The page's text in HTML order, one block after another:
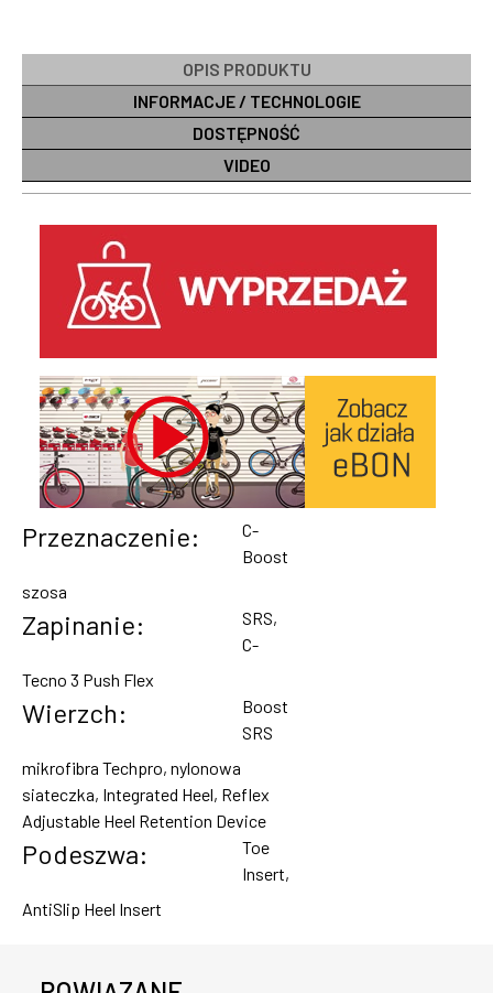
OPIS PRODUKTU
INFORMACJE / TECHNOLOGIE
DOSTĘPNOŚĆ
VIDEO
Przeznaczenie:
szosa
Zapinanie:
Tecno 3 Push Flex
Wierzch:
mikrofibra Techpro, nylonowa
siateczka, Integrated Heel, Reflex
Adjustable Heel Retention Device
Podeszwa:
C-
Boost
SRS,
C-
Boost
SRS
Toe
Insert,
AntiSlip Heel Insert